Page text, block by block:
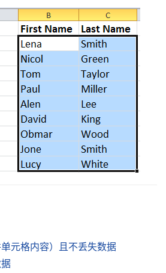
元格内容）且不丢失数据